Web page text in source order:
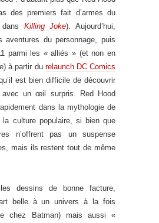
des premiers fait d’armes du
Killing Joke). Aujourd’hui,
aventures du personnage, puis
parmi les « alliés » (et non en
à partir du relaunch DC Comics
est bien difficile de découvrir
un œil surpris. Red Hood
dans la mythologie de
la culture populaire, si bien que
n’offrent pas un suspense
mais ils restent tout de même
dessins de bonne facture,
belle à un univers à la fois
chez Batman) mais aussi «